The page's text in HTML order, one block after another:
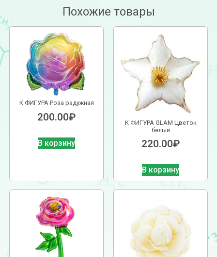
Похожие товары
К ФИГУРА Роза радужная
200.00₽
В корзину
К ФИГУРА GLAM Цветок
белый
220.00₽
В корзину